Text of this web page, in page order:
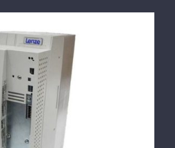
DETTAGLI